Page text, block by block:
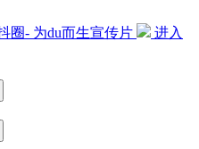
圈- 为du而生宣传片
进入